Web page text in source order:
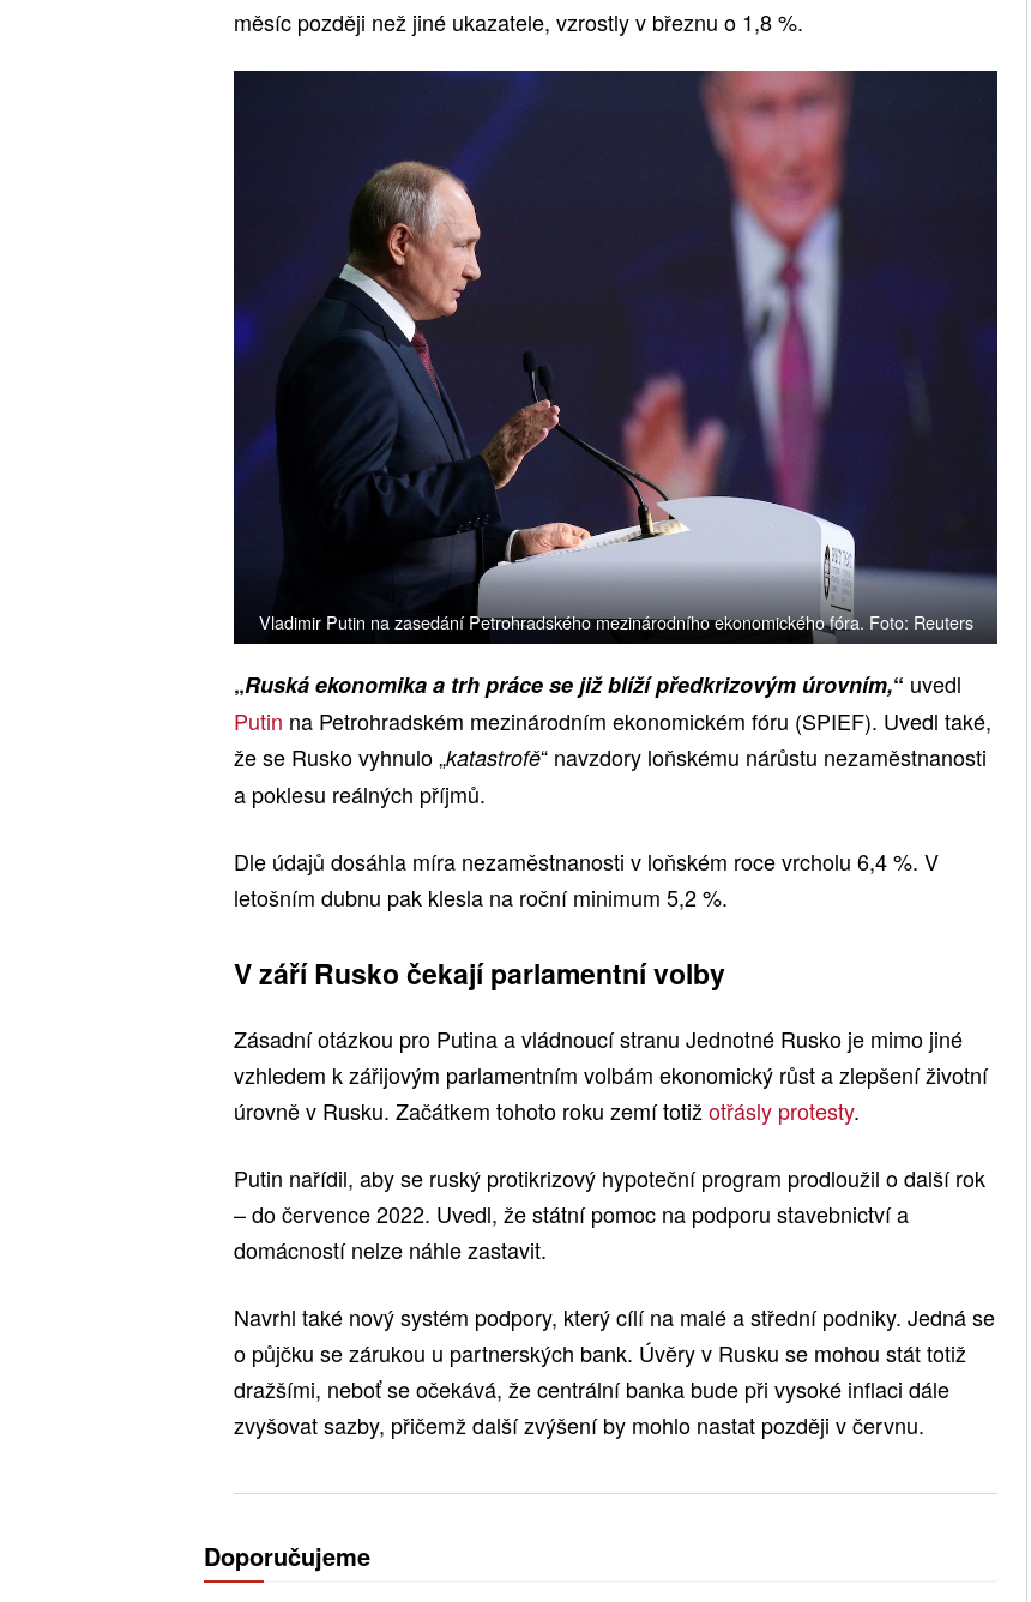
měsíc později než jiné ukazatele, vzrostly v březnu o 1,8 %.
Vladimir Putin na zasedání Petrohradského mezinárodního ekonomického fóra. Foto: Reuters
„Ruská ekonomika a trh práce se již blíží předkrizovým úrovním,“ uvedl
Putin na Petrohradském mezinárodním ekonomickém fóru (SPIEF). Uvedl také,
že se Rusko vyhnulo „katastrofě“ navzdory loňskému nárůstu nezaměstnanosti
a poklesu reálných příjmů.
Dle údajů dosáhla míra nezaměstnanosti v loňském roce vrcholu 6,4 %. V
letošním dubnu pak klesla na roční minimum 5,2 %.
V září Rusko čekají parlamentní volby
Zásadní otázkou pro Putina a vládnoucí stranu Jednotné Rusko je mimo jiné
vzhledem k zářijovým parlamentním volbám ekonomický růst a zlepšení životní
úrovně v Rusku. Začátkem tohoto roku zemí totižotřásly protesty.
Putin nařídil, aby se ruský protikrizový hypoteční program prodloužil o další rok
– do července 2022. Uvedl, že státní pomoc na podporu stavebnictví a
domácností nelze náhle zastavit.
Navrhl také nový systém podpory, který cílí na malé a střední podniky. Jedná se
o půjčku se zárukou u partnerských bank. Úvěry v Rusku se mohou stát totiž
dražšími, neboť se očekává, že centrální banka bude při vysoké inflaci dále
zvyšovat sazby, přičemž další zvýšení by mohlo nastat později v červnu.
Doporučujeme